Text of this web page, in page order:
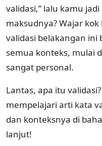
validasi,” lalu kamu
maksudnya? Wajar
validasi belakangan ini
semua konteks, mulai
sangat personal.
Lantas, apa itu
mempelajari arti kata
dan konteksnya di
lanjut!